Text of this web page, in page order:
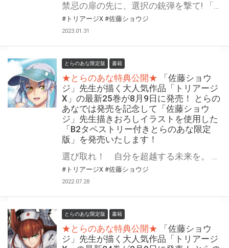
禁忌の扉の先に、選択の銃弾を撃て! 「月刊ドラゴンエイジ」人気作品、「トリアージX」の最新26巻が2月9日(木)に発売決定！ とらのあなでは発売を記念して毎巻大好評をいただいている 「B2タペストリー付きとらのあな限定版」を今回も発売いたします。 イラストは「佐藤ショウジ」先生の描き下ろしです！ 是非この機会にお買い求めください！
#トリアージX #佐藤ショウジ
2023.01.31
とらのあな限定版 書籍
★とらのあな特典公開★
「佐藤ショウ
ジ」先生が描く大人気作品「トリアージ
X」の最新25巻が8月9日に発売！ とらの
あなでは発売を記念して「佐藤ショウ
ジ」先生描きおろしイラストを使用した
「B2タペストリー付きとらのあな限定
版」を発売いたします！
選び取れ！ 自分を超越する未来を。 「月刊ドラゴンエイジ」人気作品、「トリアージX」の最新25巻が2022年8月9日（火）に発売！ とらのあなでは発売を記念して毎巻大好評をいただいている「B2タペストリー付きとらのあな限定版」を今回も発売いたします。 イラストは「佐藤ショウジ」先生の描き下ろし！ 是非この機会にお買い求めください！
#トリアージX #佐藤ショウジ
2022.07.28
とらのあな限定版 書籍
★とらのあな特典公開★
「佐藤ショウ
ジ」先生が描く大人気作品「トリアージ